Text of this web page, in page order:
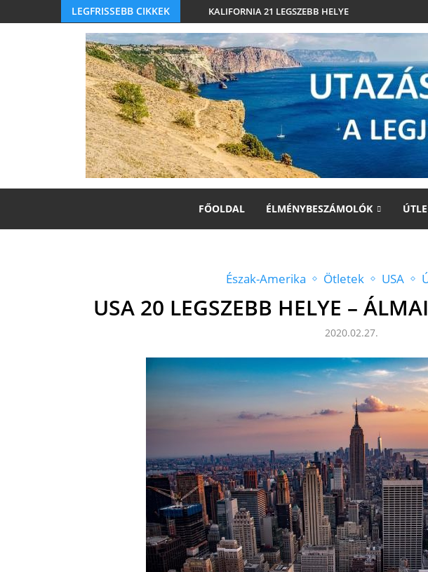
LEGFRISSEBB CIKKEK KALIFORNIA 21 LEGSZEBB HELYE
FŐOLDAL ÉLMÉNYBESZÁMOLÓK
Észak-Amerika Ötletek USA
USA 20 LEGSZEBB HELYE –
2020.02.27.